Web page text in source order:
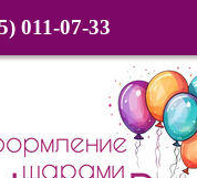
011-07-33